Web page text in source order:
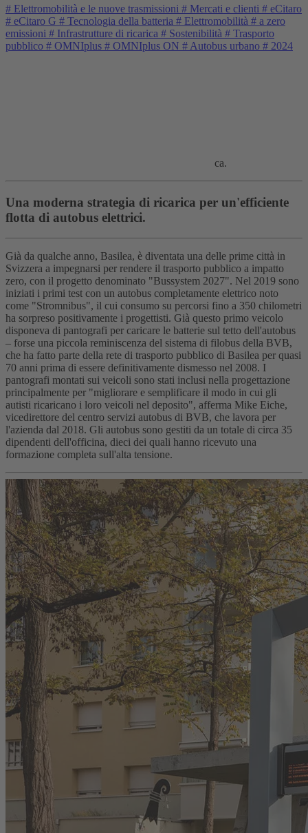
# Elettromobilità e le nuove trasmissioni # Mercati e clienti # eCitaro
# eCitaro G # Tecnologia della batteria # Elettromobilità # a zero
emissioni # Infrastrutture di ricarica # Sostenibilità # Trasporto
pubblico # OMNIplus # OMNIplus ON # Autobus urbano # 2024
ca.
Una moderna strategia di ricarica per un'efficiente
flotta di autobus elettrici.
Già da qualche anno, Basilea, è diventata una delle prime città in
Svizzera a impegnarsi per rendere il trasporto pubblico a impatto
zero, con il progetto denominato "Bussystem 2027". Nel 2019 sono
iniziati i primi test con un autobus completamente elettrico noto
come "Stromnibus", il cui consumo su percorsi fino a 350 chilometri
ha sorpreso positivamente i progettisti. Già questo primo veicolo
disponeva di pantografi per caricare le batterie sul tetto dell'autobus
– forse una piccola reminiscenza del sistema di filobus della BVB,
che ha fatto parte della rete di trasporto pubblico di Basilea per quasi
70 anni prima di essere definitivamente dismesso nel 2008. I
pantografi montati sui veicoli sono stati inclusi nella progettazione
principalmente per "migliorare e semplificare il modo in cui gli
autisti ricaricano i loro veicoli nel deposito", afferma Mike Eiche,
vicedirettore del centro servizi autobus di BVB, che lavora per
l'azienda dal 2018. Gli autobus sono gestiti da un totale di circa 35
dipendenti dell'officina, dieci dei quali hanno ricevuto una
formazione completa sull'alta tensione.